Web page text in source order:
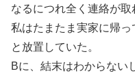
なるにつれ全く連絡が取
私はたまたま実家に帰っ
と放置していた。
Bに、結末はわからない